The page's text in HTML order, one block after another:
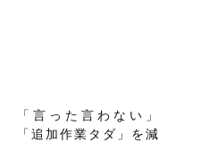
「言った言わない」
「追加作業タダ」を減